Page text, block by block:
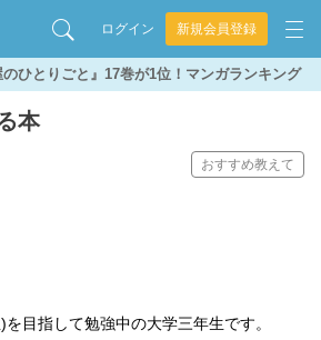
ログイン 新規会員登録
ひとりごと』17巻が1位！マンガランキング
本
おすすめ教えて
目指して勉強中の大学三年生です。